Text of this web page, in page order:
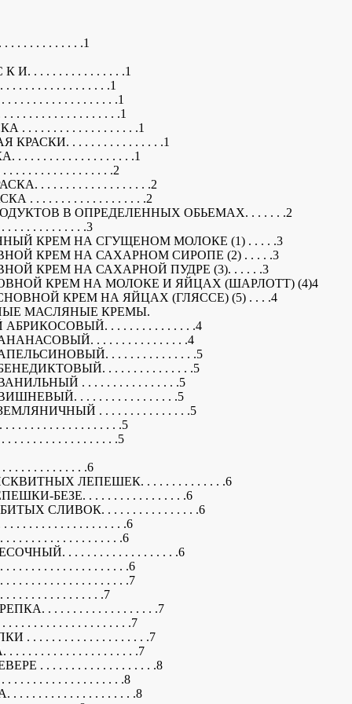
. . . . . . . . . . . .1
. . . . . . . . . . . . . . .1
. . . . . . . . . . . . . . .1
. . . . . . . . . . . . . . . .1
. . . . . . . . . . . . . . . . .1
. . . . . . . . . . . . . . . . . . .1
КРАСКИ. . . . . . . . . . . . . . . .1
. . . . . . . . . . . . . . . . . .1
. . . . . . . . . . . . . . . .2
. . . . . . . . . . . . . . . . . .2
. . . . . . . . . . . . . . . . . . .2
В ОПРЕДЕЛЕННЫХ ОБЬЕМАХ. . . . . . .2
. . . . . . . . . . . .3
КРЕМ НА СГУЩЕНОМ МОЛОКЕ (1) . . . . .3
КРЕМ НА САХАРНОМ СИРОПЕ (2) . . . . .3
КРЕМ НА САХАРНОЙ ПУДРЕ (3). . . . . .3
КРЕМ НА МОЛОКЕ И ЯЙЦАХ (ШАРЛОТТ) (4)4
КРЕМ НА ЯЙЦАХ (ГЛЯССЕ) (5) . . . .4
МАСЛЯНЫЕ КРЕМЫ.
. . . . . . . . . . . . . .4
. . . . . . . . . . . . . . .4
. . . . . . . . . . . . . .5
. . . . . . . . . . . . . .5
. . . . . . . . . . . . . . . .5
. . . . . . . . . . . . . . . .5
. . . . . . . . . . . . . . .5
. . . . . . . . . . . . . . . .5
. . . . . . . . . . . . . . . .5
. . . . . . . . . . . . .6
ЛЕПЕШЕК. . . . . . . . . . . . . .6
БЕЗЕ. . . . . . . . . . . . . . . . .6
СЛИВОК. . . . . . . . . . . . . . . .6
. . . . . . . . . . . . . . . . .6
. . . . . . . . . . . . . . . . .6
. . . . . . . . . . . . . . . . . .6
. . . . . . . . . . . . . . . . .6
. . . . . . . . . . . . . . . . . .7
. . . . . . . . . . . . . . .7
. . . . . . . . . . . . . . . . . .7
. . . . . . . . . . . . . . . . . .7
. . . . . . . . . . . . . . . . . . . .7
. . . . . . . . . . . . . . . . . . .7
. . . . . . . . . . . . . . . . . . .8
. . . . . . . . . . . . . . . . .8
. . . . . . . . . . . . . . . . . . .8